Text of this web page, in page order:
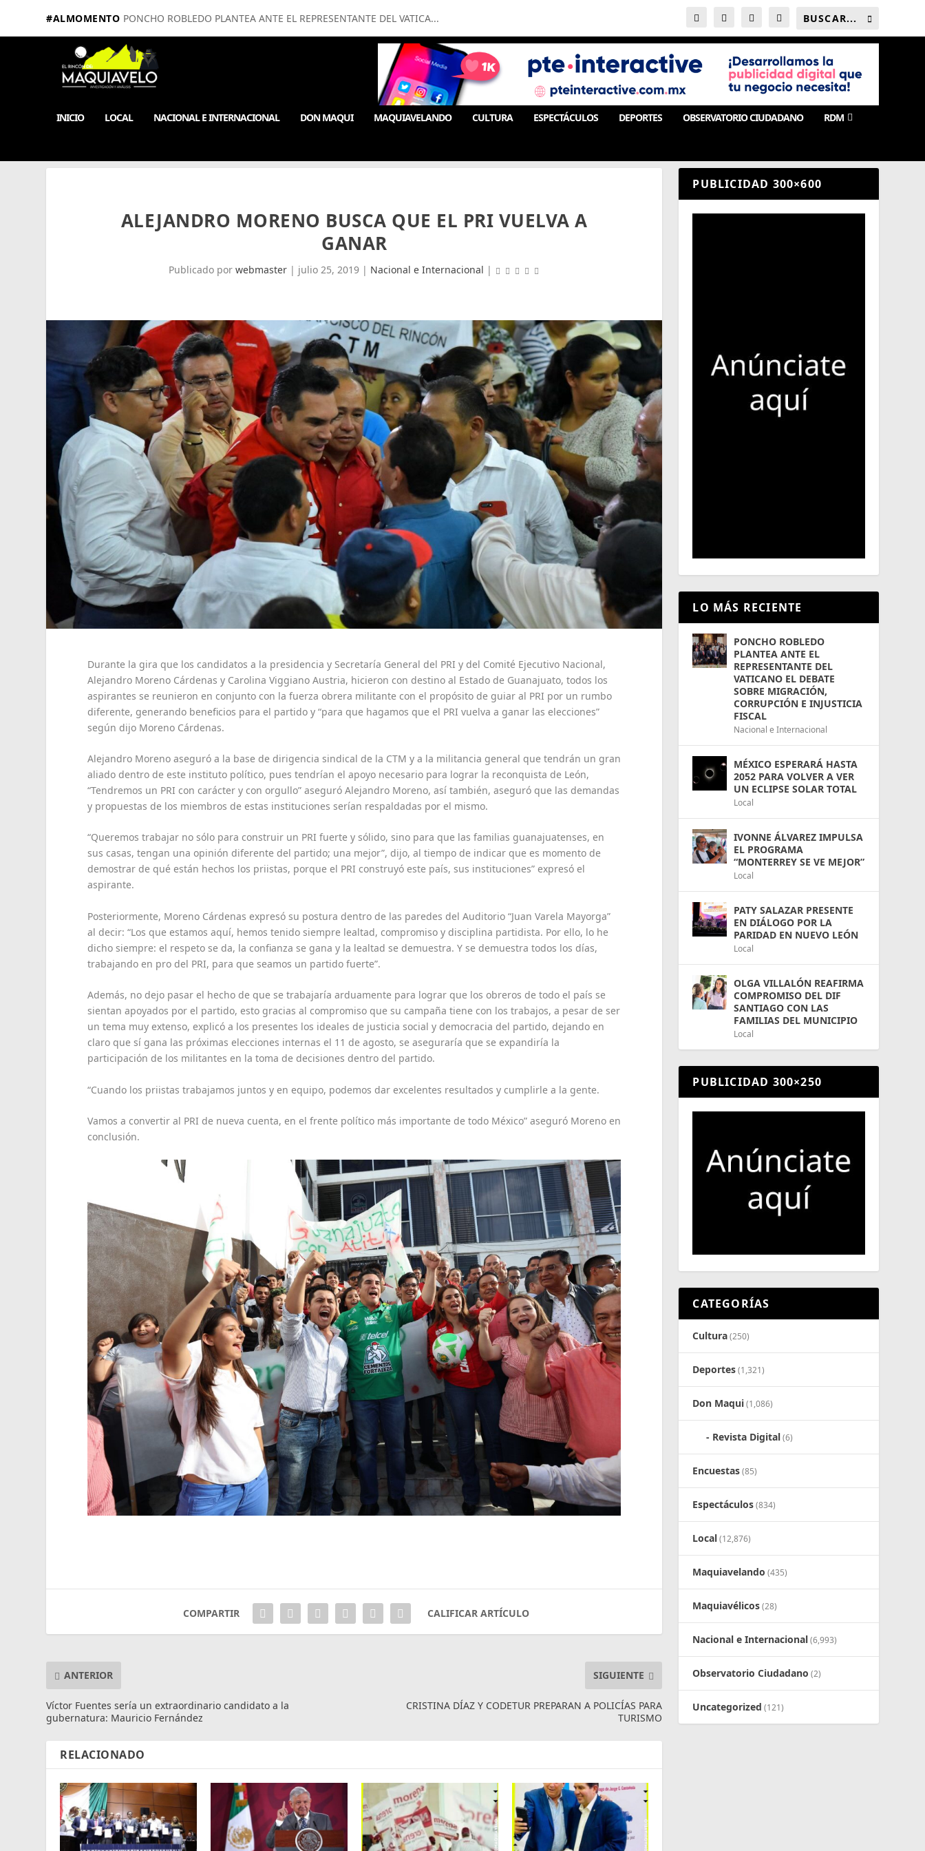
#ALMOMENTO PONCHO ROBLEDO PLANTEA ANTE EL REPRESENTANTE DEL VATICA...
INICIO LOCAL NACIONAL E INTERNACIONAL DON MAQUI MAQUIAVELANDO CULTURA ESPECTÁCULOS DEPORTES OBSERVATORIO CIUDADANO RDM
ALEJANDRO MORENO BUSCA QUE EL PRI VUELVA A
GANAR
Publicado por webmaster| julio 25, 2019| Nacional e Internacional |
Durante la gira que los candidatos a la presidencia y Secretaría General del PRI y del Comité Ejecutivo Nacional,
Alejandro Moreno Cárdenas y Carolina Viggiano Austria, hicieron con destino al Estado de Guanajuato, todos los
aspirantes se reunieron en conjunto con la fuerza obrera militante con el propósito de guiar al PRI por un rumbo
diferente, generando beneficios para el partido y “para que hagamos que el PRI vuelva a ganar las elecciones”
según dijo Moreno Cárdenas.
Alejandro Moreno aseguró a la base de dirigencia sindical de la CTM y a la militancia general que tendrán un gran
aliado dentro de este instituto político, pues tendrían el apoyo necesario para lograr la reconquista de León,
“Tendremos un PRI con carácter y con orgullo” aseguró Alejandro Moreno, así también, aseguró que las demandas
y propuestas de los miembros de estas instituciones serían respaldadas por el mismo.
“Queremos trabajar no sólo para construir un PRI fuerte y sólido, sino para que las familias guanajuatenses, en
sus casas, tengan una opinión diferente del partido; una mejor”, dijo, al tiempo de indicar que es momento de
demostrar de qué están hechos los priistas, porque el PRI construyó este país, sus instituciones” expresó el
aspirante.
Posteriormente, Moreno Cárdenas expresó su postura dentro de las paredes del Auditorio “Juan Varela Mayorga”
al decir: “Los que estamos aquí, hemos tenido siempre lealtad, compromiso y disciplina partidista. Por ello, lo he
dicho siempre: el respeto se da, la confianza se gana y la lealtad se demuestra. Y se demuestra todos los días,
trabajando en pro del PRI, para que seamos un partido fuerte”.
Además, no dejo pasar el hecho de que se trabajaría arduamente para lograr que los obreros de todo el país se
sientan apoyados por el partido, esto gracias al compromiso que su campaña tiene con los trabajos, a pesar de ser
un tema muy extenso, explicó a los presentes los ideales de justicia social y democracia del partido, dejando en
claro que sí gana las próximas elecciones internas el 11 de agosto, se aseguraría que se expandiría la
participación de los militantes en la toma de decisiones dentro del partido.
“Cuando los priistas trabajamos juntos y en equipo, podemos dar excelentes resultados y cumplirle a la gente.
Vamos a convertir al PRI de nueva cuenta, en el frente político más importante de todo México” aseguró Moreno en
conclusión.
COMPARTIR CALIFICAR ARTÍCULO
ANTERIOR
Víctor Fuentes sería un extraordinario candidato a la
gubernatura: Mauricio Fernández
SIGUIENTE
CRISTINA DÍAZ Y CODETUR PREPARAN A POLICÍAS PARA
TURISMO
RELACIONADO
PUBLICIDAD 300×600
LO MÁS RECIENTE
PONCHO ROBLEDO
PLANTEA ANTE EL
REPRESENTANTE DEL
VATICANO EL DEBATE
SOBRE MIGRACIÓN,
CORRUPCIÓN E INJUSTICIA
FISCAL
Nacional e Internacional
MÉXICO ESPERARÁ HASTA
2052 PARA VOLVER A VER
UN ECLIPSE SOLAR TOTAL
Local
IVONNE ÁLVAREZ IMPULSA
EL PROGRAMA
“MONTERREY SE VE MEJOR”
Local
PATY SALAZAR PRESENTE
EN DIÁLOGO POR LA
PARIDAD EN NUEVO LEÓN
Local
OLGA VILLALÓN REAFIRMA
COMPROMISO DEL DIF
SANTIAGO CON LAS
FAMILIAS DEL MUNICIPIO
Local
PUBLICIDAD 300×250
CATEGORÍAS
Cultura(250)
Deportes(1,321)
Don Maqui(1,086)
Revista Digital(6)
Encuestas(85)
Espectáculos(834)
Local(12,876)
Maquiavelando (435)
Maquiavélicos(28)
Nacional e Internacional(6,993)
Observatorio Ciudadano (2)
Uncategorized (121)